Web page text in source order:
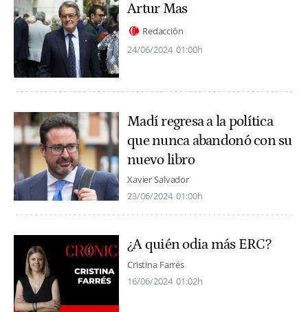
Artur Mas
Redacción
24/06/2024 01:00h
Madí regresa a la política
que nunca abandonó con su
nuevo libro
Xavier Salvador
23/06/2024 01:00h
¿A quién odia más ERC?
Cristina Farrés
16/06/2024 01:02h